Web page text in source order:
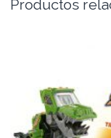
Productos